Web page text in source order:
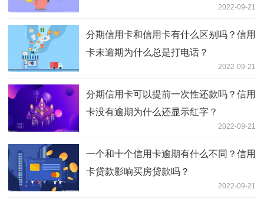
2022-09-21
分期信用卡和信用卡有什么区别吗？信用
卡未逾期为什么总是打电话？
2022-09-21
分期信用卡可以提前一次性还款吗？信用
卡没有逾期为什么还显示红字？
2022-09-21
一个和十个信用卡逾期有什么不同？信用
卡贷款影响买房贷款吗？
2022-09-21